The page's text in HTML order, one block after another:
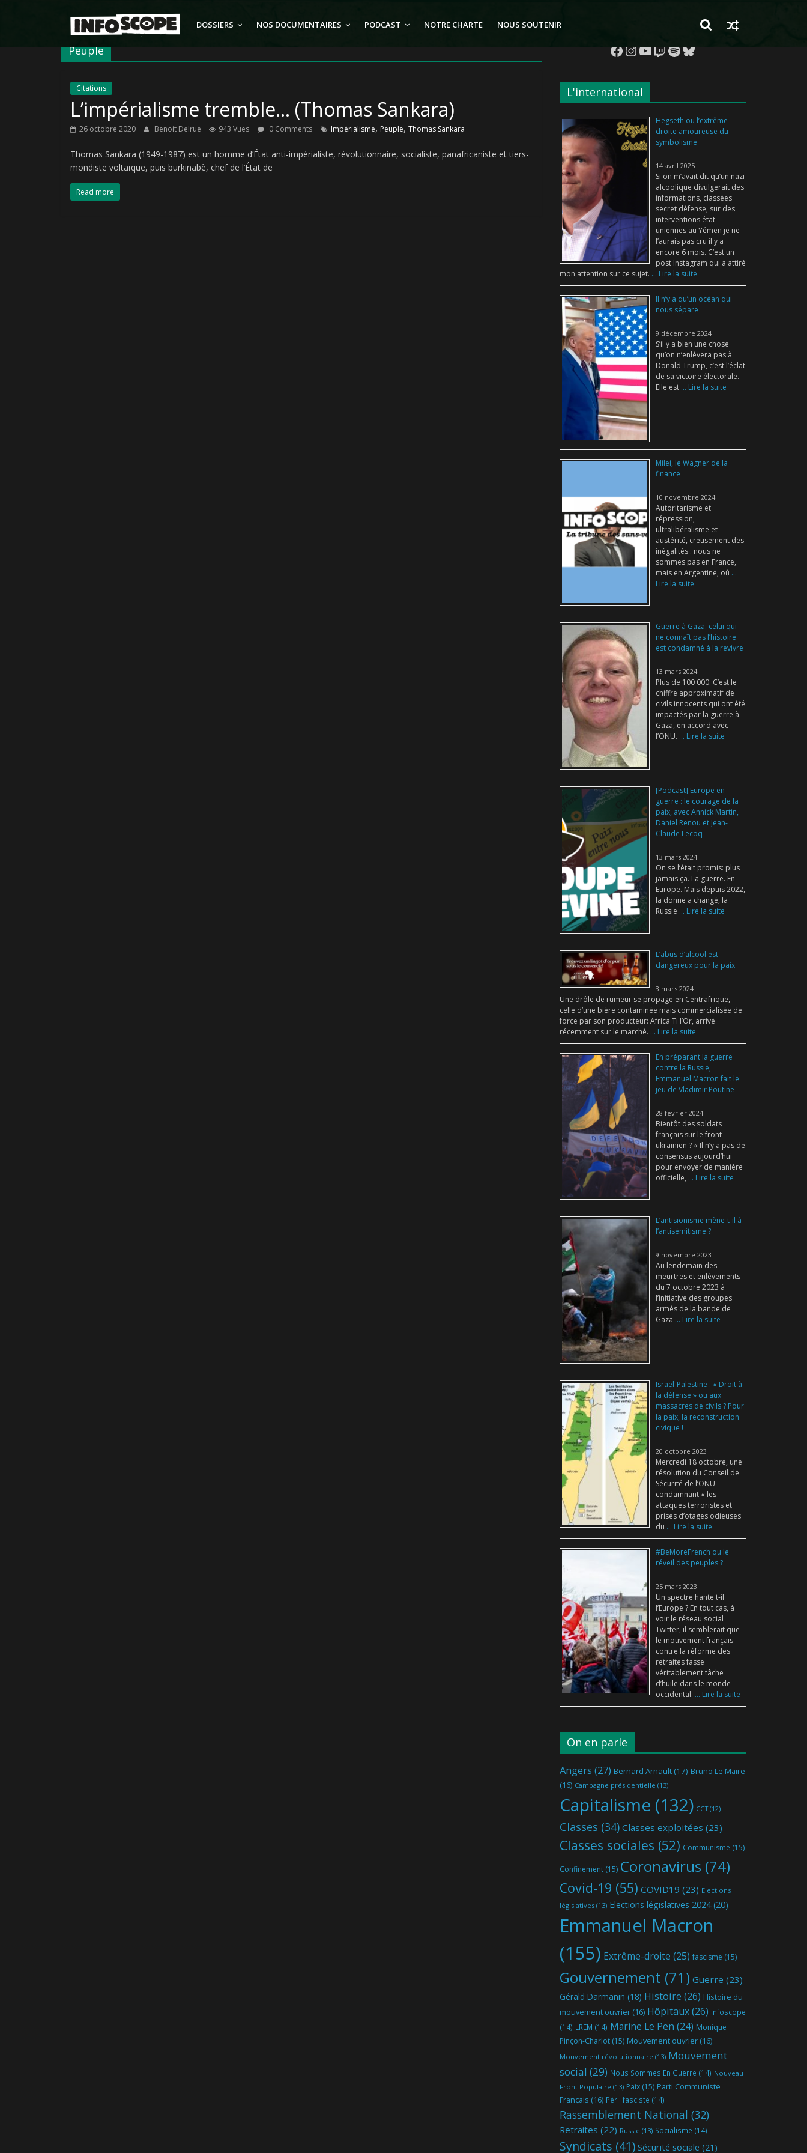
DOSSIERS NOS DOCUMENTAIRES PODCAST NOTRE CHARTE NOUS SOUTENIR
Peuple
Citations
L’impérialisme tremble… (Thomas Sankara)
26 octobre 2020 Benoit Delrue 943 Vues 0 Comments Impérialisme, Peuple, Thomas Sankara
Thomas Sankara (1949-1987) est un homme d’État anti-impérialiste, révolutionnaire, socialiste, panafricaniste et tiers-
mondiste voltaïque, puis burkinabè, chef de l’État de
Read more
Facebook
Instagram
YouTube
Twitch
Spotify
Bluesky
L'international
Hegseth ou l’extrême-
droite amoureuse du
symbolisme
14 avril 2025
Si on m’avait dit qu’un nazi
alcoolique divulgerait des
informations, classées
secret défense, sur des
interventions état-
uniennes au Yémen je ne
l’aurais pas cru il y a
encore 6 mois. C’est un
post Instagram qui a attiré
mon attention sur ce sujet. ... Lire la suite
Il n’y a qu’un océan qui
nous sépare
9 décembre 2024
S’il y a bien une chose
qu’on n’enlèvera pas à
Donald Trump, c’est l’éclat
de sa victoire électorale.
Elle est ... Lire la suite
Milei, le Wagner de la
finance
10 novembre 2024
Autoritarisme et
répression,
ultralibéralisme et
austérité, creusement des
inégalités : nous ne
sommes pas en France,
mais en Argentine, où ...
Lire la suite
Guerre à Gaza: celui qui
ne connaît pas l’histoire
est condamné à la revivre
13 mars 2024
Plus de 100 000. C’est le
chiffre approximatif de
civils innocents qui ont été
impactés par la guerre à
Gaza, en accord avec
l’ONU. ... Lire la suite
[Podcast] Europe en
guerre : le courage de la
paix, avec Annick Martin,
Daniel Renou et Jean-
Claude Lecoq
13 mars 2024
On se l’était promis: plus
jamais ça. La guerre. En
Europe. Mais depuis 2022,
la donne a changé, la
Russie ... Lire la suite
L’abus d’alcool est
dangereux pour la paix
3 mars 2024
Une drôle de rumeur se propage en Centrafrique,
celle d’une bière contaminée mais commercialisée de
force par son producteur: Africa Ti l’Or, arrivé
récemment sur le marché. ... Lire la suite
En préparant la guerre
contre la Russie,
Emmanuel Macron fait le
jeu de Vladimir Poutine
28 février 2024
Bientôt des soldats
français sur le front
ukrainien ? « Il n’y a pas de
consensus aujourd’hui
pour envoyer de manière
officielle, ... Lire la suite
L’antisionisme mène-t-il à
l’antisémitisme ?
9 novembre 2023
Au lendemain des
meurtres et enlèvements
du 7 octobre 2023 à
l’initiative des groupes
armés de la bande de
Gaza ... Lire la suite
Israël-Palestine : « Droit à
la défense » ou aux
massacres de civils ? Pour
la paix, la reconstruction
civique !
20 octobre 2023
Mercredi 18 octobre, une
résolution du Conseil de
Sécurité de l’ONU
condamnant « les
attaques terroristes et
prises d’otages odieuses
du ... Lire la suite
#BeMoreFrench ou le
réveil des peuples ?
25 mars 2023
Un spectre hante t-il
l’Europe ? En tout cas, à
voir le réseau social
Twitter, il semblerait que
le mouvement français
contre la réforme des
retraites fasse
véritablement tâche
d’huile dans le monde
occidental. ... Lire la suite
On en parle
Angers (27) Bernard Arnault (17) Bruno Le Maire
(16) Campagne présidentielle (13)
Capitalisme (132) CGT(12)
Classes (34) Classes exploitées (23)
Classes sociales (52) Communisme (15)
Confinement (15) Coronavirus (74)
Covid-19 (55) COVID19 (23) Elections
législatives (13) Elections législatives 2024(20)
Emmanuel Macron
(155) Extrême-droite (25) fascisme (15)
Gouvernement (71) Guerre (23)
Gérald Darmanin (18) Histoire (26) Histoire du
mouvement ouvrier (16) Hôpitaux(26) Infoscope
(14) LREM (14) Marine Le Pen (24) Monique
Pinçon-Charlot (15) Mouvement ouvrier (16)
Mouvement révolutionnaire (13) Mouvement
social (29) Nous Sommes En Guerre (14) Nouveau
Front Populaire (13) Paix (15) Parti Communiste
Français (16) Péril fasciste (14)
Rassemblement National (32)
Retraites (22) Russie (13) Socialisme (14)
Syndicats (41) Sécurité sociale (21)